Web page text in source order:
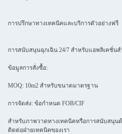
การปรึกษาทางเทคนิคและบริการตัวอย่างฟรี
การสนับสนุนฉุกเฉิน 24/7 สําหรับแอพลิเคชั่น
ข้อมูลการสั่งซื้อ:
MOQ: 10m2 สําหรับขนาดมาตรฐาน
การจัดส่ง: ข้อกําหนด FOB/CIF
สําหรับภาพวาดทางเทคนิคหรือการสนับสนุน
ติดต่อฝ่ายเทคนิคของเรา